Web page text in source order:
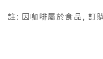
註: 因咖啡屬於食品, 訂